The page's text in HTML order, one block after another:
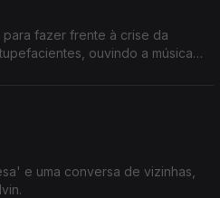
para fazer frente à crise da
ouvindo a música
e uma conversa de vizinhas,